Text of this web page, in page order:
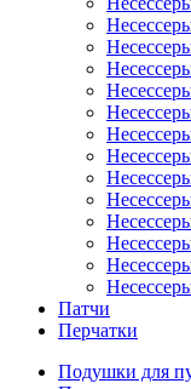
Патчи
Перчатки
Подушки для